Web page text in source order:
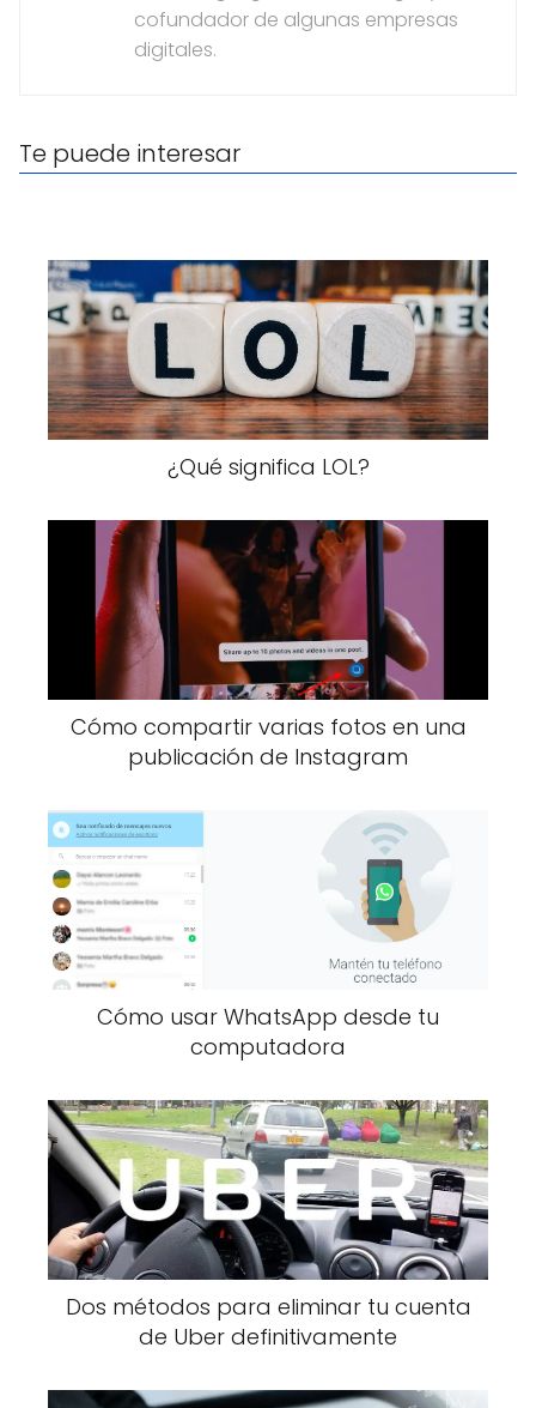
cofundador de algunas empresas
digitales.
Te puede interesar
¿Qué significa LOL?
Cómo compartir varias fotos en una
publicación de Instagram
Cómo usar WhatsApp desde tu
computadora
Dos métodos para eliminar tu cuenta
de Uber definitivamente